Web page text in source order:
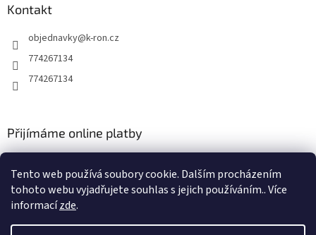
Tento web používá soubory cookie. Dalším procházením
tohoto webu vyjadřujete souhlas s jejich používáním.. Více
informacízde.
Kontakt
objednavky@k-ron.cz
774267134
774267134
Přijímáme online platby